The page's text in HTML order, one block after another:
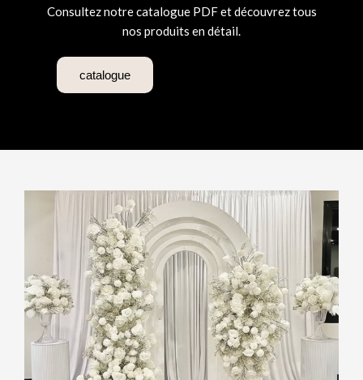
Consultez notre catalogue PDF et découvrez tous
nos produits en détail.
catalogue